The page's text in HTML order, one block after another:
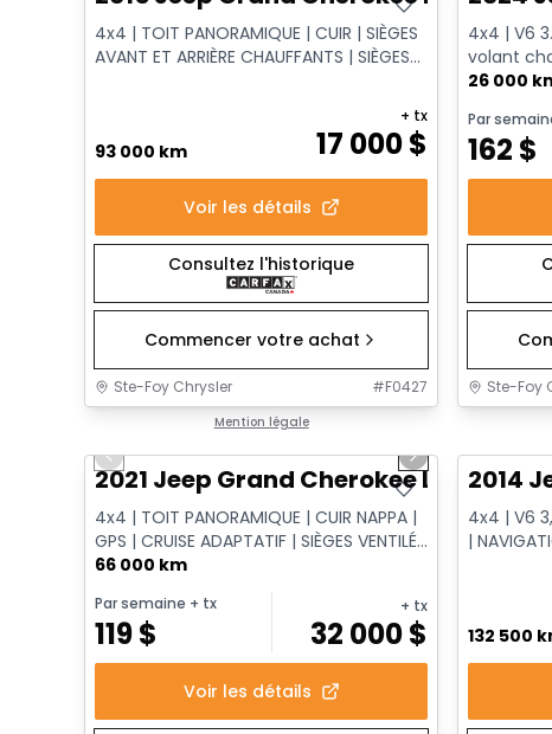
4x4 | TOIT PANORAMIQUE | CUIR | SIÈGES
AVANT ET ARRIÈRE CHAUFFANTS | SIÈGES
93 000 km 17 000$
+ tx
Voir les détails
Consultez l'historique
Commencer votre achat
Ste-Foy Chrysler #F0427
Mention légale
4x4 | V6
volant
|26 000
Par
162 $
Ste-Foy
Très bonne offre
Previous slide Next slide
2021 Jeep Grand Cherokee Limited
4x4 | TOIT PANORAMIQUE | CUIR NAPPA |
GPS | CRUISE ADAPTATIF | SIÈGES VENTILÉS
| HAYON ÉLECTRIQUE
66 000 km
Par semaine + tx
119$
+ tx
32 000$
Voir les détails
Très
2014
4x4 | V6
|
132 500